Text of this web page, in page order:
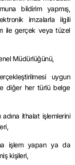
bildirim yapmış,
imzalarla ilgili
ile gerçek veya tüzel
Müdürlüğünü,
uygun
diğer her türlü belge
adına ithalat işlemlerini
işlem yapan ya da
kişileri,